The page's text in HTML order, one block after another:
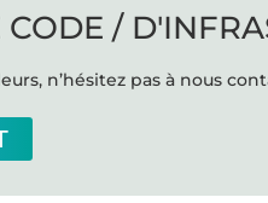
/
n’hésitez pas à nous